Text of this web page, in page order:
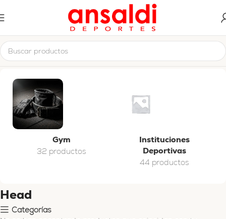
Inicio Head
Gym
32 productos
Instituciones
Deportivas
44 productos
Head
Categorías